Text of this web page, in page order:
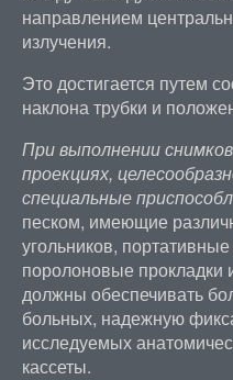
направлением
излучения.
Это достигается путем
наклона трубки и
При выполнении
проекциях,
специальные
песком, имеющие
угольников,
поролоновые прокладки
должны обеспечивать
больных, надежную
исследуемых
кассеты.